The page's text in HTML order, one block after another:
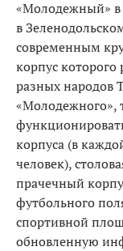
«Молодежный» в
в
современным
корпус которого
разных народов
«Молодежного»,
корпуса (в
человек),
прачечный
футбольного
спортивной
обновленную